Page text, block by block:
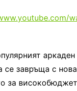
се завръща с
за